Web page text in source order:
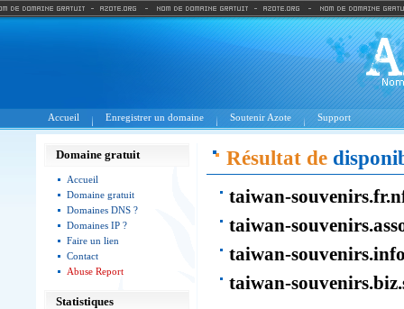
Accueil Enregistrer un domaine Soutenir Azote Support
Domaine gratuit
Accueil
Domaine gratuit
Domaines DNS ?
Domaines IP ?
Faire un lien
Contact
Abuse Report
Statistiques
Résultat de
taiwan-
taiwan-
taiwan-
taiwan-